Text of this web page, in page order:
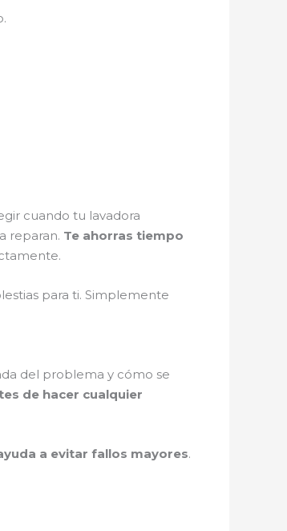
cuando tu lavadora
reparan. Te ahorras tiempo
para ti. Simplemente
del problema y cómo se
de hacer cualquier
a evitar fallos mayores.